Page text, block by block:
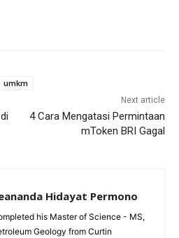
umkm
Next article
4 Cara Mengatasi Permintaan
mToken BRI Gagal
Hidayat Permono
his Master of Science - MS,
Geology from Curtin